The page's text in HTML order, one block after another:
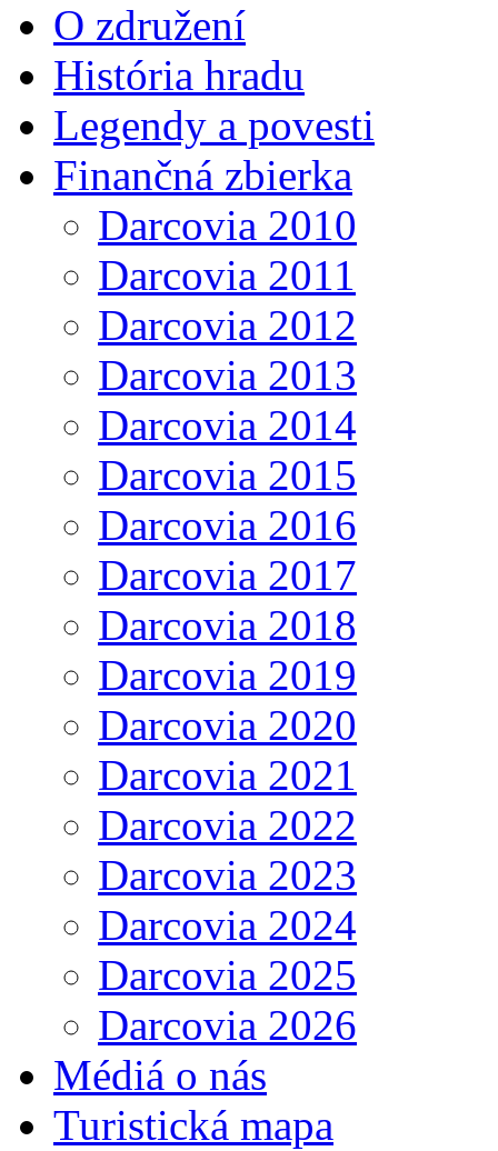
O združení
História hradu
Legendy a povesti
Finančná zbierka
Darcovia 2010
Darcovia 2011
Darcovia 2012
Darcovia 2013
Darcovia 2014
Darcovia 2015
Darcovia 2016
Darcovia 2017
Darcovia 2018
Darcovia 2019
Darcovia 2020
Darcovia 2021
Darcovia 2022
Darcovia 2023
Darcovia 2024
Darcovia 2025
Darcovia 2026
Médiá o nás
Turistická mapa